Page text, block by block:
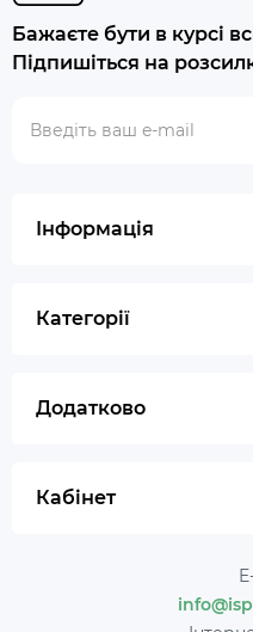
Бажаєте бути в курсі
Підпишіться на
Інформація
Категорії
Додатково
Кабінет